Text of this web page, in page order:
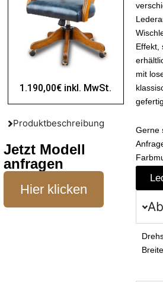
1.190,00€ inkl. MwSt.
Produktbeschreibung
Jetzt Modell
anfragen
Hier klicken
Effekt,
mit
Gerne